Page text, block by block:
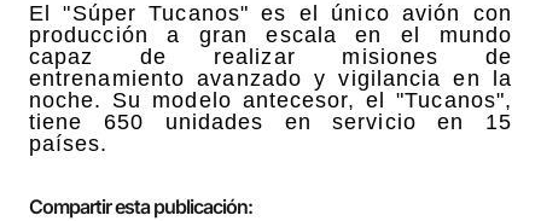
El "Súper Tucanos" es el único avión con
producción a gran escala en el mundo
capaz de realizar misiones de
entrenamiento avanzado y vigilancia en la
noche. Su modelo antecesor, el "Tucanos",
tiene 650 unidades en servicio en 15
países.
Compartir esta publicación: